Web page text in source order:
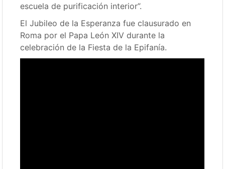
escuela de purificación interior”.
El Jubileo de la Esperanza fue clausurado en
Roma por el Papa León XIV durante la
celebración de la Fiesta de la Epifanía.